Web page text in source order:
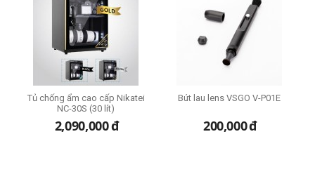
Tủ chống ẩm cao cấp Nikatei
NC-30S (30 lít)
2,090,000đ
Bút lau lens VSGO V-P01E
200,000đ